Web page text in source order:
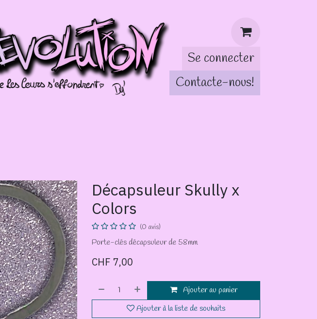
Se connecter
Contacte-nous!
Décapsuleur Skully x
Colors
(0 avis)
Porte-clés décapsuleur de 58mm
CHF 7,00
Ajouter au panier
Ajouter à la liste de souhaits